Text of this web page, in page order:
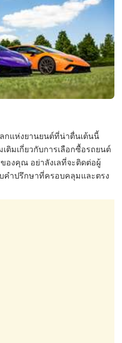
แห่งยานยนต์ที่น่าตื่นเต้นนี้
ติมเกี่ยวกับการเลือกซื้อรถยนต์
องคุณ อย่าลังเลที่จะติดต่อผู้
คำปรึกษาที่ครอบคลุมและตรง